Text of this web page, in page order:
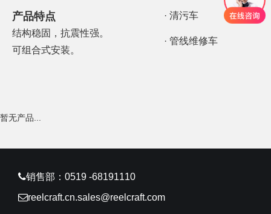
产品特点
结构稳固，抗震性强。
可组合式安装。
· 清污车
· 管线维修车
暂无产品...
销售部：0519 -68191110
reelcraft.cn.sales@reelcraft.com